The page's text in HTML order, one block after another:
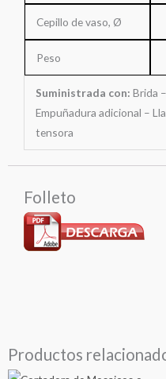
Cepillo de vaso, Ø
Peso
Suministrada con: Brida
Empuñadura adicional –
tensora
Folleto
Productos